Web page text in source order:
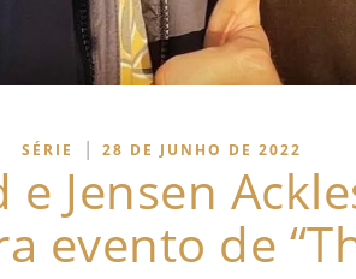
SÉRIE | 28 DE JUNHO DE 2022
e Jensen
evento de